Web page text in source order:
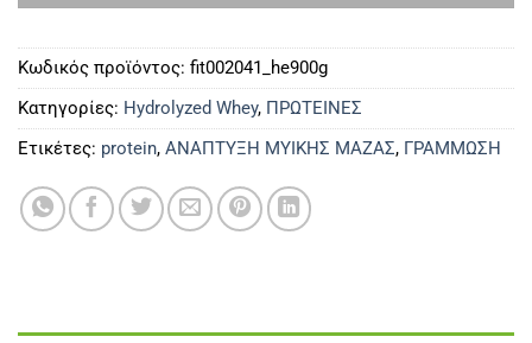
Κωδικός προϊόντος: fit002041_he900g
Κατηγορίες: Hydrolyzed Whey, ΠΡΩΤΕΙΝΕΣ
Ετικέτες: protein, ΑΝΑΠΤΥΞΗ ΜΥΙΚΗΣ ΜΑΖΑΣ, ΓΡΑΜΜΩΣΗ